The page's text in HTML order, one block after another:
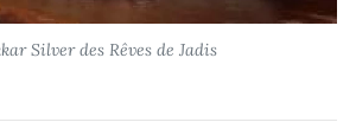
Silver des Rêves de Jadis